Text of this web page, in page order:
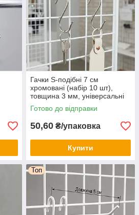
Гачки S-подібні 7 см
хромовані (набір 10 шт),
товщина 3 мм, універсальні
підвісні гачки для магазину ,
дому та кухні
Готово до відправки
50,60 ₴/упаковка
Купити
Топ